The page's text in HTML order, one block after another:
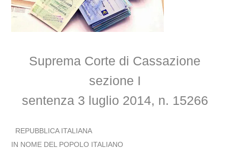
Suprema Corte di Cassazione
sezione I
sentenza 3 luglio 2014, n. 15266
REPUBBLICA ITALIANA
IN NOME DEL POPOLO ITALIANO